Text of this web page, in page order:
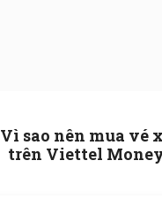
Vì sao nên mua vé
trên Viettel